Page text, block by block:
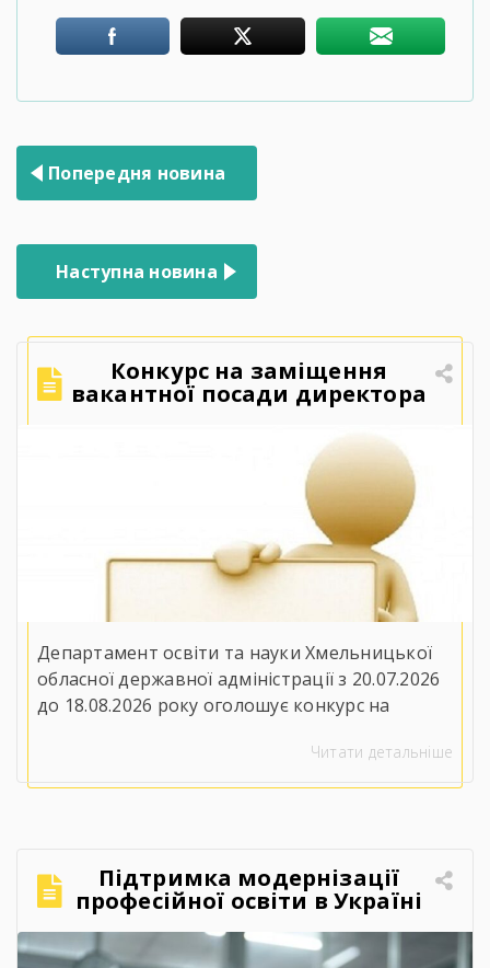
Навігація
записів
Попередня новина
Наступна новина
Конкурс на заміщення
вакантної посади директора
Державного навчального
закладу «Ярмолинецький
агропромисловий центр
професійної освіти»
Департамент освіти та науки Хмельницької
обласної державної адміністрації з 20.07.2026
до 18.08.2026 року оголошує конкурс на
Державного навчального закладу
«Ярмолинецький агропромисловий центр
Ярмолинці, вул. Захисників України, 2). До
участі у конкурсі запрошуються особи, які
вільно володіють державною мовою, мають
вищу освіту другого рівня за […]
Читати детальніше
Підтримка модернізації
професійної освіти в Україні